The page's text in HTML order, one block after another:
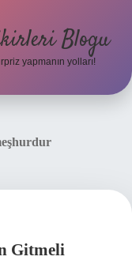
Blogu
yapmanın yolları!
Gitmeli